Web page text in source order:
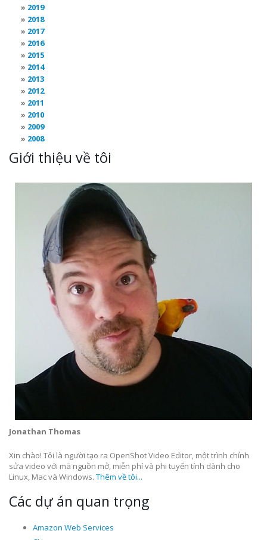
2019
2018
2017
2016
2015
2014
2013
2012
2011
2010
2009
2008
Giới thiệu về tôi
Jonathan Thomas
Xin chào! Tôi là người tạo ra OpenShot Video Editor, một trình chỉnh
sửa video với mã nguồn mở, miễn phí và phi tuyến tính dành cho
Linux, Mac và Windows. Thêm về tôi...
Các dự án quan trọng
Amazon Web Services